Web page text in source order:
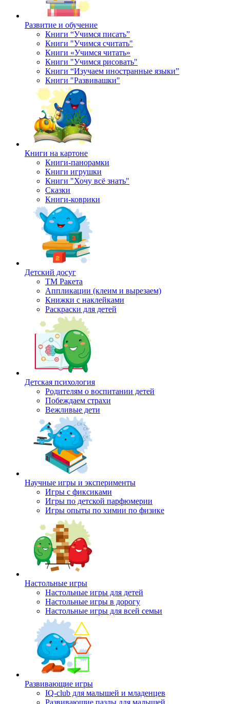
Развитие и обучение
Книги “Учимся писать”
Книги "Учимся считать"
Книги «Учимся читать»
Книги "Учимся рисовать"
Книги “Изучаем иностранные языки”
Книги "Развивашки"
Книги на картоне
Книги-панорамки
Книги игрушки
Книги "Хочу всё знать"
Сказки
Книги-коврики
Детский досуг
ТМ Ракета
Аппликации (клеим и вырезаем)
Книжки с наклейками
Раскраски для детей
Детская психология
Родителям о воспитании детей
Побеждаем страхи
Вежливые дети
Научные игры и эксперименты
Игры с фиксиками
Игры по детской парфюмерии
Игры опыты по химии по физике
Настольные игры
Настольные игры для детей
Настольные игры в дорогу
Настольные игры для всей семьи
Развивающие игры
IQ-club для малышей и младенцев
Развивающие пазлы для малышей